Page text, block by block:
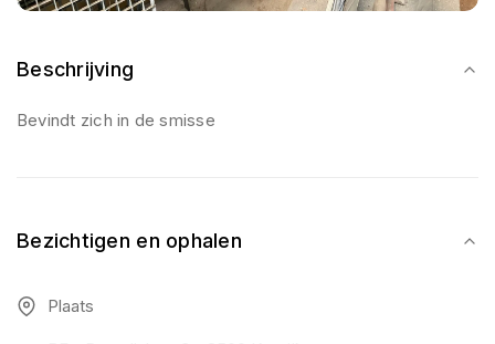
Beschrijving
Bevindt zich in de smisse
Bezichtigen en ophalen
Plaats